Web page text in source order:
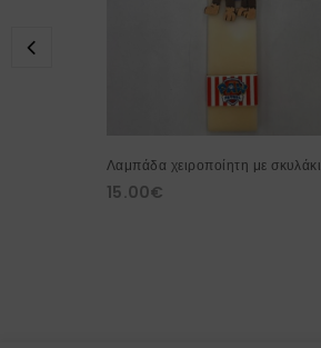
Λαμπάδα χειροποίητη με σκυλάκι
15.00€